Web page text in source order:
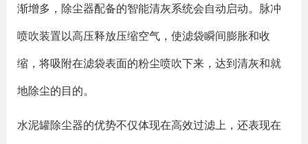
渐增多，除尘器配备的智能清灰系统会自动启动。脉冲
喷吹装置以高压释放压缩空气，使滤袋瞬间膨胀和收
缩，将吸附在滤袋表面的粉尘喷吹下来，达到清灰和就
地除尘的目的。
水泥罐除尘器的优势不仅体现在高效过滤上，还表现在